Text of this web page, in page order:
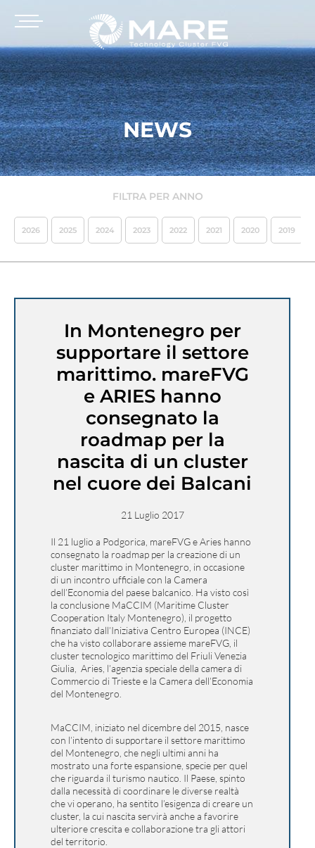
NEWS
FILTRA PER ANNO
2026 2025 2024 2023 2022 2021 2020 2019
In Montenegro per
supportare il settore
marittimo. mareFVG
e ARIES hanno
consegnato la
roadmap per la
nascita di un cluster
nel cuore dei Balcani
21 Luglio 2017
Il 21 luglio a Podgorica, mareFVG e Aries hanno
consegnato la roadmap per la creazione di un
cluster marittimo in Montenegro, in occasione
di un incontro ufficiale con la Camera
dell’Economia del paese balcanico. Ha visto così
la conclusione MaCCIM (Maritime Cluster
Cooperation Italy Montenegro), il progetto
finanziato dall’Iniziativa Centro Europea (INCE)
che ha visto collaborare assieme mareFVG, il
cluster tecnologico marittimo del Friuli Venezia
Giulia, Aries, l’agenzia speciale della camera di
Commercio di Trieste e la Camera dell’Economia
del Montenegro.
MaCCIM, iniziato nel dicembre del 2015, nasce
con l’intento di supportare il settore marittimo
del Montenegro, che negli ultimi anni ha
mostrato una forte espansione, specie per quel
che riguarda il turismo nautico. Il Paese, spinto
dalla necessità di coordinare le diverse realtà
che vi operano, ha sentito l’esigenza di creare un
cluster, la cui nascita servirà anche a favorire
ulteriore crescita e collaborazione tra gli attori
del territorio.